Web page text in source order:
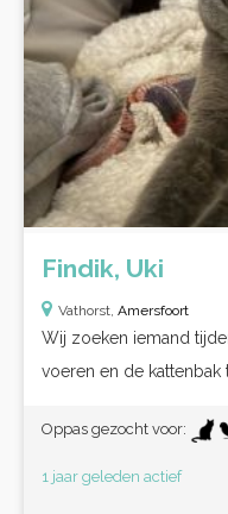
Findik, Uki
Vathorst, Amersfoort
Wij zoeken iemand
voeren en de kattenbak
Oppas gezocht voor:
1 jaar geleden actief